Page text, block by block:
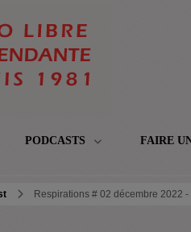
PODCASTS FAIRE
Respirations # 02 décembre 2022